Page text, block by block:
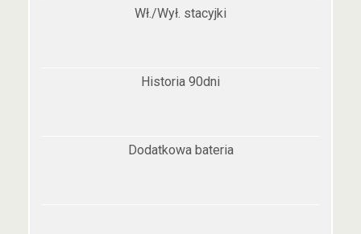
Wł./Wył. stacyjki
Historia 90dni
Dodatkowa bateria